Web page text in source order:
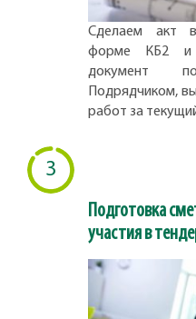
Сделаем акт
форме КБ2 и
документ
Подрядчиком,
работ за
3
Подготовка
участия в